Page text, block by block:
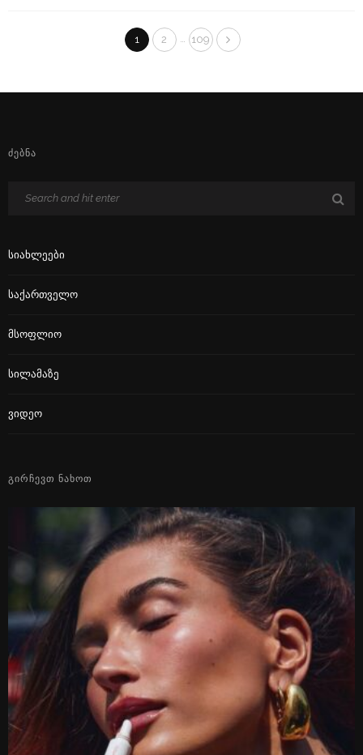
1 2 … 109
ᲫᲔᲑᲜᲐ
Სიახლეები
Საქართველო
Მსოფლიო
Სილამაზე
Ვიდეო
ᲒᲘᲠᲩᲔᲕᲗ ᲜᲐᲮᲝᲗ